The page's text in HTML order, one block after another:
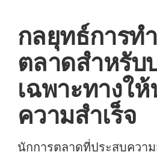
กลยุทธ์การท
ตลาดสำหรับ
เฉพาะทางใ
ความสำเร็จ
นักการตลาดที่ประสบความ